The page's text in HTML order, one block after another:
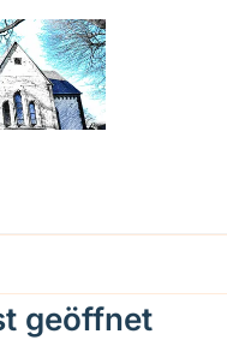
geöffnet